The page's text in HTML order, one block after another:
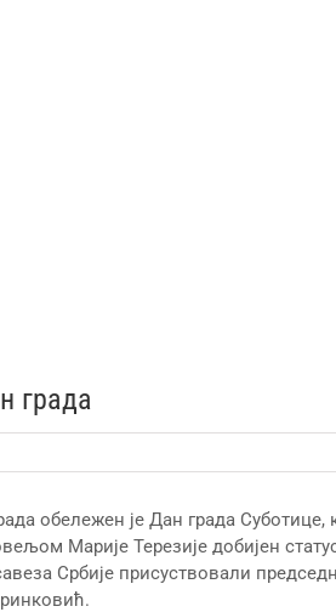
града
обележен је Дан града Суботице,
Марије Терезије добијен
Србије присуствовали